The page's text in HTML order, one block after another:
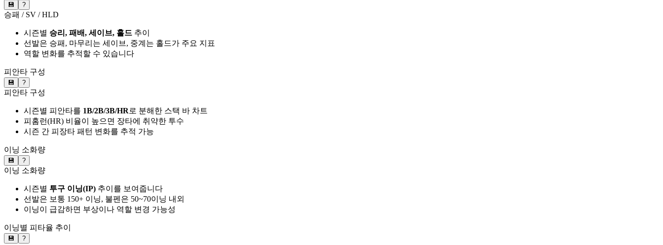
💾 ?
승패 / SV / HLD
시즌별 승리, 패배, 세이브, 홀드 추이
선발은 승패, 마무리는 세이브, 중계는 홀드가 주요 지표
역할 변화를 추적할 수 있습니다
피안타 구성
💾 ?
피안타 구성
시즌별 피안타를 1B/2B/3B/HR로 분해한 스택 바 차트
피홈런(HR) 비율이 높으면 장타에 취약한 투수
시즌 간 피장타 패턴 변화를 추적 가능
이닝 소화량
💾 ?
이닝 소화량
시즌별 투구 이닝(IP) 추이를 보여줍니다
선발은 보통 150+ 이닝, 불펜은 50~70이닝 내외
이닝이 급감하면 부상이나 역할 변경 가능성
이닝별 피타율 추이
💾 ?